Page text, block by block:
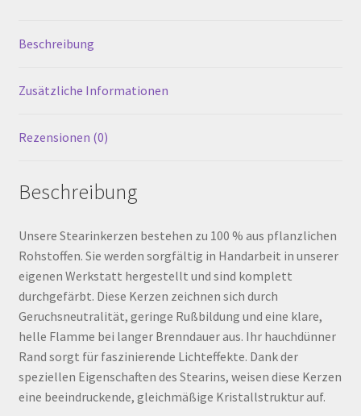
Widerrufsbelehrung
Zahlungsarten
Beschreibung
Zusätzliche Informationen
Rezensionen (0)
Beschreibung
Unsere Stearinkerzen bestehen zu 100 % aus pflanzlichen
Rohstoffen. Sie werden sorgfältig in Handarbeit in unserer
eigenen Werkstatt hergestellt und sind komplett
durchgefärbt. Diese Kerzen zeichnen sich durch
Geruchsneutralität, geringe Rußbildung und eine klare,
helle Flamme bei langer Brenndauer aus. Ihr hauchdünner
Rand sorgt für faszinierende Lichteffekte. Dank der
speziellen Eigenschaften des Stearins, weisen diese Kerzen
eine beeindruckende, gleichmäßige Kristallstruktur auf.